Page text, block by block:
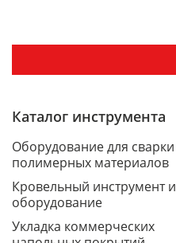
Каталог инструмента
Оборудование для сварки
полимерных материалов
Кровельный инструмент и
оборудование
Укладка коммерческих